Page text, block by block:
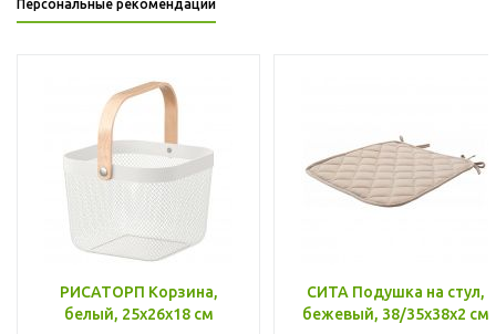
Персональные рекомендации
РИСАТОРП Корзина,
белый, 25x26x18 см
СИТА Подушка на стул,
бежевый, 38/35x38x2 см